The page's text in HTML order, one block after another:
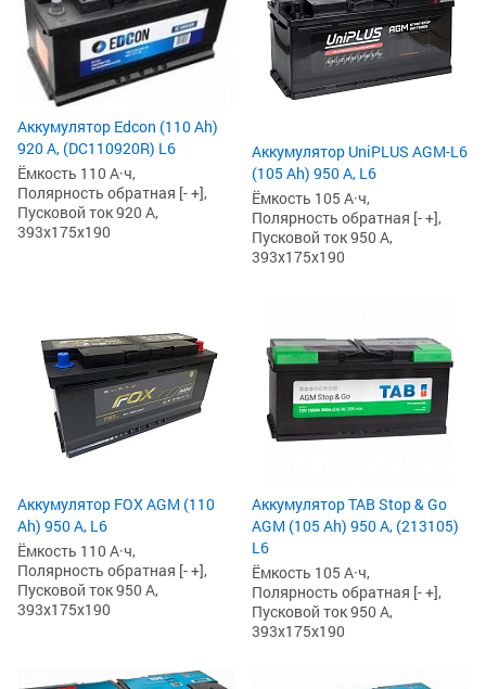
Аккумулятор Edcon (110 Ah)
920 А, (DC110920R) L6
Ёмкость 110 А·ч,
Полярность обратная [- +],
Пусковой ток 920 А,
393x175x190
Аккумулятор UniPLUS AGM-L6
(105 Ah) 950 А, L6
Ёмкость 105 А·ч,
Полярность обратная [- +],
Пусковой ток 950 А,
393x175x190
Аккумулятор FOX AGM (110
Ah) 950 А, L6
Ёмкость 110 А·ч,
Полярность обратная [- +],
Пусковой ток 950 А,
393x175x190
Аккумулятор TAB Stop & Go
AGM (105 Ah) 950 А, (213105)
L6
Ёмкость 105 А·ч,
Полярность обратная [- +],
Пусковой ток 950 А,
393x175x190